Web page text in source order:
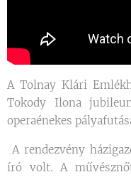
A Tolnay Klári
Tokody Ilona
operaénekes
A rendezvény
író volt. A